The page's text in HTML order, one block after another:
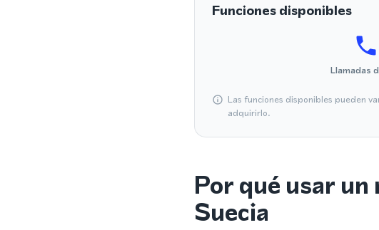
Funciones disponibles
Llamadas
Las funciones disponibles pueden
adquirirlo.
Por qué usar
Suecia